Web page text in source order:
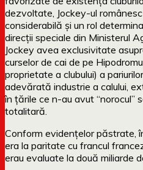
dezvoltate, Jockey-ul
considerabilă și un rol
direcții speciale din Ministerul
Jockey avea exclusivitate
curselor de cai de pe
proprietate a clubului) a
adevărată industrie a calului,
în țările ce n-au avut “norocul”
totalitară.
Conform evidențelor păstrate,
era la paritate cu francul
erau evaluate la două miliarde